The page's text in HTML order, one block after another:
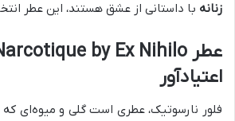
زنانه با داستانی از عشق هستند، این عطر
اعتیادآور
فلور نارسوتیک، عطری است گلی و میوه‌ای که